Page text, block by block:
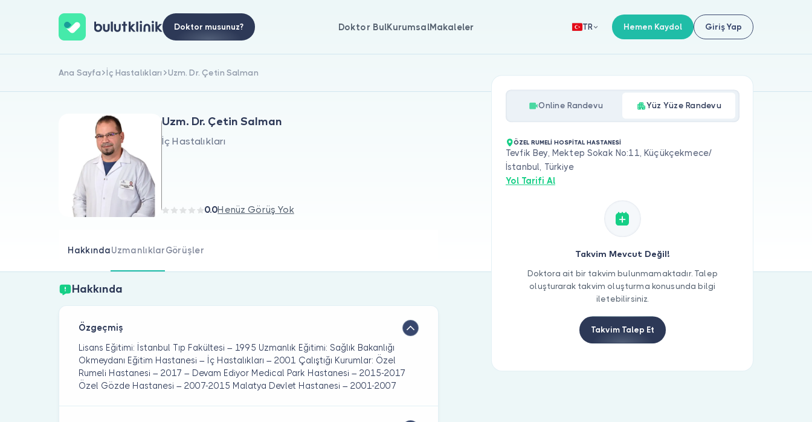
Doktor musunuz? Doktor BulKurumsalMakaleler TR Hemen Kaydol Giriş Yap
Ana Sayfa İç Hastalıkları Uzm. Dr. Çetin Salman
Uzm. Dr. Çetin Salman
İç Hastalıkları
0.0Henüz Görüş Yok
HakkındaUzmanlıklarGörüşler
Hakkında
Özgeçmiş
Lisans Eğitimi: İstanbul Tıp Fakültesi – 1995 Uzmanlık Eğitimi: Sağlık Bakanlığı
Okmeydanı Eğitim Hastanesi – İç Hastalıkları – 2001 Çalıştığı Kurumlar: Özel
Rumeli Hastanesi – 2017 – Devam Ediyor Medical Park Hastanesi – 2015-2017
Özel Gözde Hastanesi – 2007-2015 Malatya Devlet Hastanesi – 2001-2007
Online Randevu Yüz Yüze Randevu
ÖZEL RUMELİ HOSPİTAL HASTANESİ
Tevfik Bey, Mektep Sokak No:11, Küçükçekmece/
İstanbul, Türkiye
Yol Tarifi Al
Takvim Mevcut Değil!
Doktora ait bir takvim bulunmamaktadır. Talep
oluşturarak takvim oluşturma konusunda bilgi
iletebilirsiniz.
Takvim Talep Et